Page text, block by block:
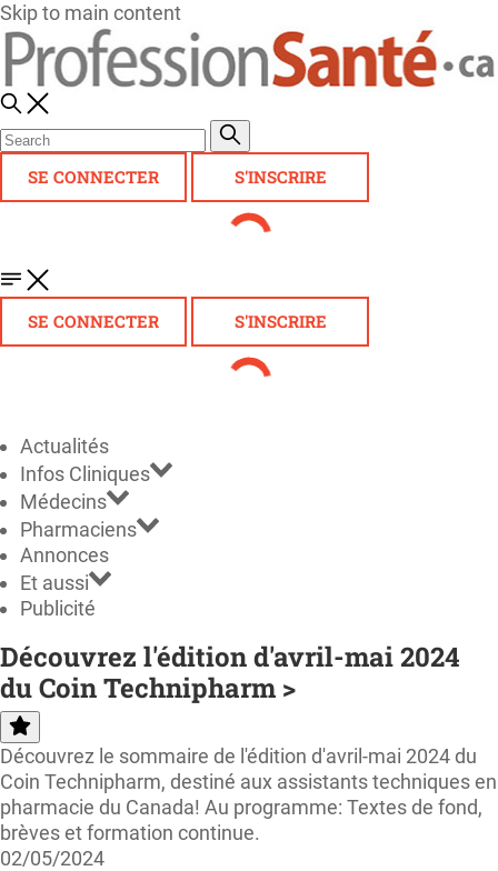
Skip to main content
SE CONNECTER S'INSCRIRE
SE CONNECTER S'INSCRIRE
Actualités
Infos Cliniques
Médecins
Pharmaciens
Annonces
Et aussi
Publicité
Découvrez l'édition d'avril-mai 2024
du Coin Technipharm >
Découvrez le sommaire de l'édition d'avril-mai 2024 du
Coin Technipharm, destiné aux assistants techniques en
pharmacie du Canada! Au programme: Textes de fond,
brèves et formation continue.
02/05/2024